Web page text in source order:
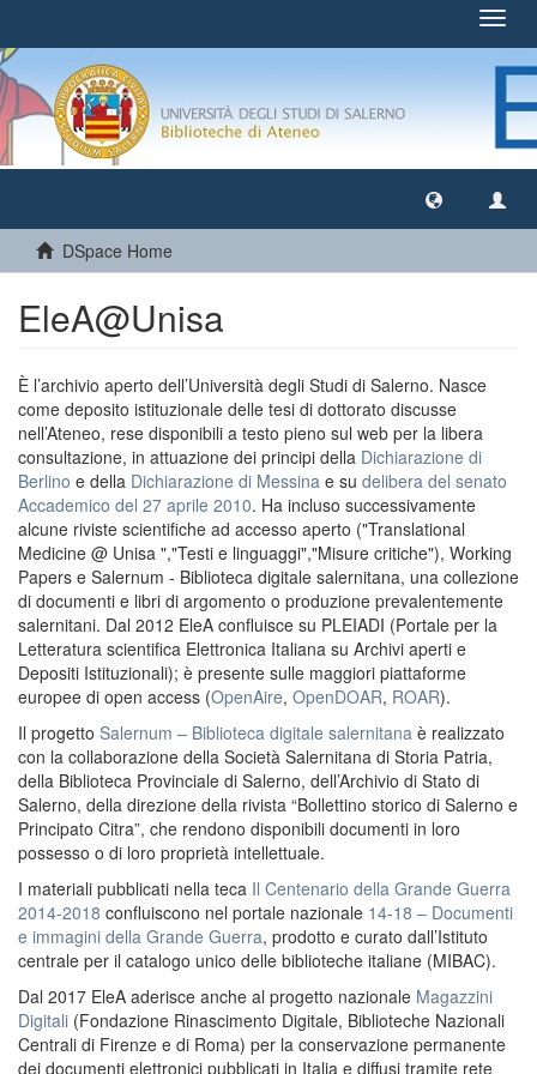
DSpace Home
EleA@Unisa
È l’archivio aperto dell’Università degli Studi di Salerno. Nasce
come deposito istituzionale delle tesi di dottorato discusse
nell’Ateneo, rese disponibili a testo pieno sul web per la libera
consultazione, in attuazione dei principi della Dichiarazione di
Berlino e della Dichiarazione di Messina e su delibera del senato
Accademico del 27 aprile 2010. Ha incluso successivamente
alcune riviste scientifiche ad accesso aperto ("Translational
Medicine @ Unisa ","Testi e linguaggi","Misure critiche"), Working
Papers e Salernum - Biblioteca digitale salernitana, una collezione
di documenti e libri di argomento o produzione prevalentemente
salernitani. Dal 2012 EleA confluisce su PLEIADI (Portale per la
Letteratura scientifica Elettronica Italiana su Archivi aperti e
Depositi Istituzionali); è presente sulle maggiori piattaforme
europee di open access (OpenAire, OpenDOAR, ROAR).
Il progetto Salernum – Biblioteca digitale salernitana è realizzato
con la collaborazione della Società Salernitana di Storia Patria,
della Biblioteca Provinciale di Salerno, dell’Archivio di Stato di
Salerno, della direzione della rivista “Bollettino storico di Salerno e
Principato Citra”, che rendono disponibili documenti in loro
possesso o di loro proprietà intellettuale.
I materiali pubblicati nella teca Il Centenario della Grande Guerra
2014-2018 confluiscono nel portale nazionale 14-18 – Documenti
e immagini della Grande Guerra, prodotto e curato dall’Istituto
centrale per il catalogo unico delle biblioteche italiane (MIBAC).
Dal 2017 EleA aderisce anche al progetto nazionale Magazzini
Digitali (Fondazione Rinascimento Digitale, Biblioteche Nazionali
Centrali di Firenze e di Roma) per la conservazione permanente
dei documenti elettronici pubblicati in Italia e diffusi tramite rete